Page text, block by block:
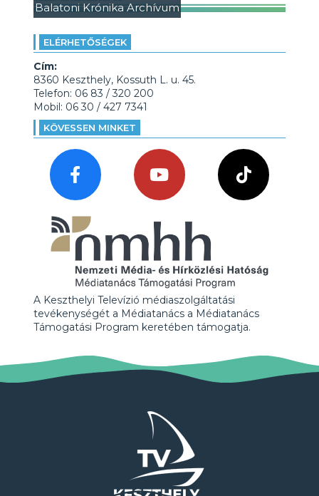
Balatoni Krónika Archívum
ELÉRHETŐSÉGEK
Cím:
8360 Keszthely, Kossuth L. u. 45.
Telefon: 06 83 / 320 200
Mobil: 06 30 / 427 7341
KÖVESSEN MINKET
A Keszthelyi Televízió médiaszolgáltatási
tevékenységét a Médiatanács a Médiatanács
Támogatási Program keretében támogatja.